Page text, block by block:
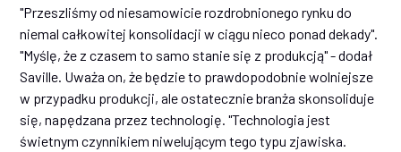
"Przeszliśmy od niesamowicie rozdrobnionego rynku do
niemal całkowitej konsolidacji w ciągu nieco ponad dekady".
"Myślę, że z czasem to samo stanie się z produkcją" - dodał
Saville. Uważa on, że będzie to prawdopodobnie wolniejsze
w przypadku produkcji, ale ostatecznie branża skonsoliduje
się, napędzana przez technologię. "Technologia jest
świetnym czynnikiem niwelującym tego typu zjawiska.